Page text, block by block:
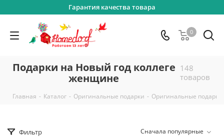
Гарантия качества товара
0
Подарки на Новый год коллеге
женщине
148
товаров
Главная - Каталог - Оригинальные подарки - Оригинальные
Фильтр Сначала популярные